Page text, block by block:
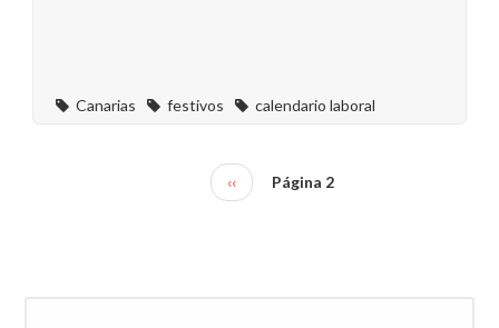
Canarias festivos calendario laboral
Página
anterior
‹‹ Página 2